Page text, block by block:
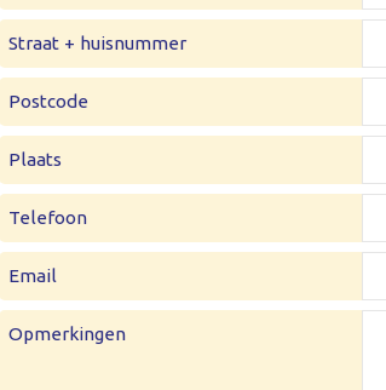
Straat + huisnummer
Postcode
Plaats
Telefoon
Email
Opmerkingen